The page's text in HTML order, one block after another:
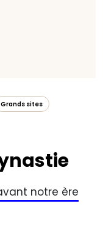
Grands sites
notre ère